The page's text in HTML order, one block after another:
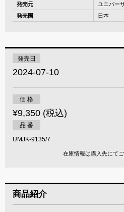
発売元
ユニバー
発売国
日本
発売日
2024-07-10
価 格
¥9,350 (税込)
品 番
UMJK-9135/7
在庫情報は購入先にてご
商品紹介